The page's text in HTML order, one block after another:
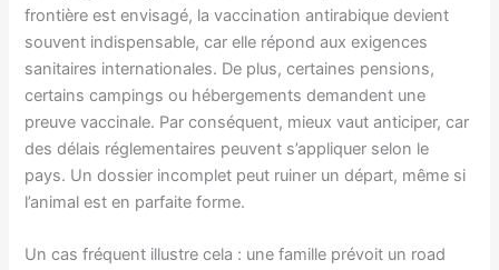
frontière est envisagé, la vaccination antirabique devient
souvent indispensable, car elle répond aux exigences
sanitaires internationales. De plus, certaines pensions,
certains campings ou hébergements demandent une
preuve vaccinale. Par conséquent, mieux vaut anticiper, car
des délais réglementaires peuvent s’appliquer selon le
pays. Un dossier incomplet peut ruiner un départ, même si
l’animal est en parfaite forme.
Un cas fréquent illustre cela : une famille prévoit un road